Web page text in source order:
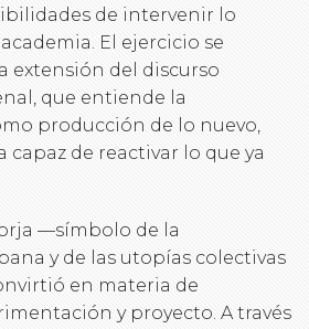
de intervenir lo
El ejercicio se
extensión del discurso
que entiende la
producción de lo nuevo,
capaz de reactivar lo que ya
—símbolo de la
y de las utopías colectivas
en materia de
y proyecto. A través